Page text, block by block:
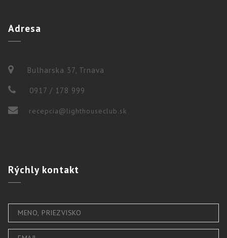
Adresa
Bulharska 37, Trnava
0917 / 178 999
recepcia@lighthouseclub.sk
Rýchlykontakt